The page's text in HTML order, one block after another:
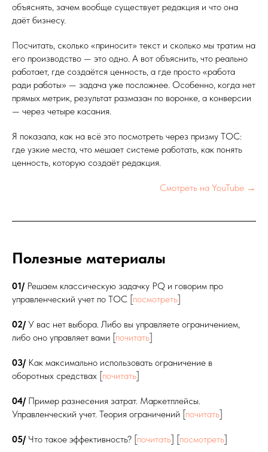
объяснять, зачем вообще существует редакция и что она
даёт бизнесу.
Посчитать, сколько «приносит» текст и сколько мы тратим на
его производство — это одно. А вот объяснить, что реально
работает, где создаётся ценность, а где просто «работа
ради работы» — задача уже посложнее. Особенно, когда нет
прямых метрик, результат размазан по воронке, а конверсии
— через четыре касания.
Я показала, как на всё это посмотреть через призму ТОС:
где узкие места, что мешает системе работать, как понять
ценность, которую создаёт редакция.
Смотреть на YouTube →
Полезные материалы
01/Решаем классическую задачку PQ и говорим про
управленческий учет по ТОС [посмотреть]
02/У вас нет выбора. Либо вы управляете ограничением,
либо оно управляет вами [почитать]
03/Как максимально использовать ограничение в
оборотных средствах [почитать]
04/Пример разнесения затрат. Маркетплейсы.
Управленческий учет. Теория ограничений [почитать]
05/Что такое эффективность? [почитать] [посмотреть]